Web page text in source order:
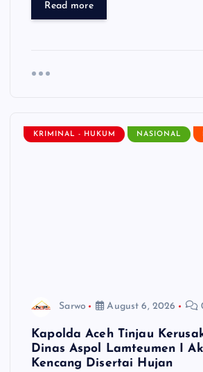
Read more
KRIMINAL - HUKUM NASIONAL
Sarwo August 6, 2026
Kapolda Aceh Tinjau
Dinas Aspol Lamteumen I
Kencang Disertai Hujan